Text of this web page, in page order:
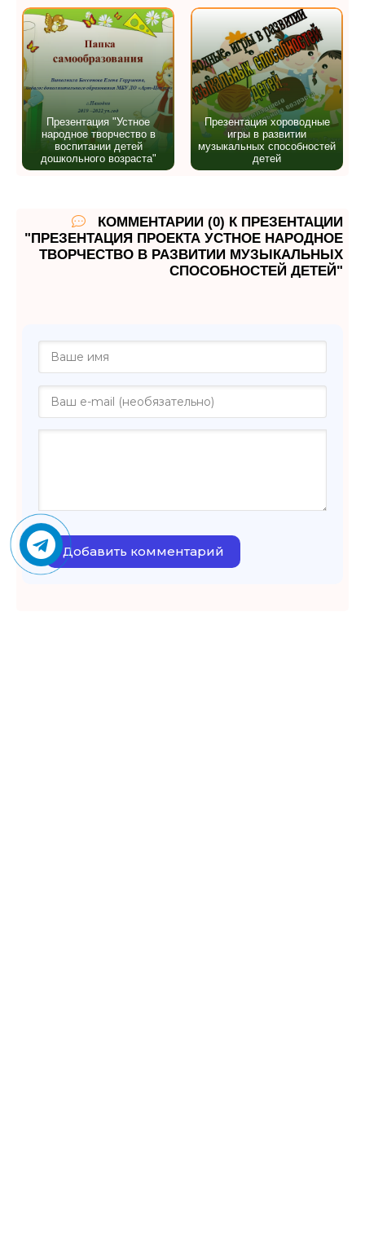
Презентация "Устное
народное творчество в
воспитании детей
дошкольного возраста"
Презентация хороводные
игры в развитии
музыкальных способностей
детей
КОММЕНТАРИИ (0) К ПРЕЗЕНТАЦИИ
"ПРЕЗЕНТАЦИЯ ПРОЕКТА УСТНОЕ НАРОДНОЕ
ТВОРЧЕСТВО В РАЗВИТИИ МУЗЫКАЛЬНЫХ
СПОСОБНОСТЕЙ ДЕТЕЙ"
Добавить комментарий